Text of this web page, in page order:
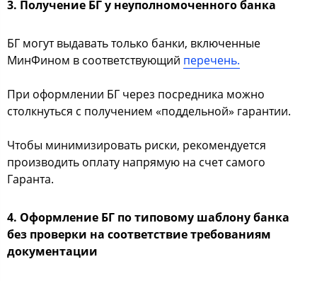
3. Получение БГ у неуполномоченного банка
БГ могут выдавать только банки, включенные
МинФином в соответствующий перечень.
При оформлении БГ через посредника можно
столкнуться с получением «поддельной» гарантии.
Чтобы минимизировать риски, рекомендуется
производить оплату напрямую на счет самого
Гаранта.
4. Оформление БГ по типовому шаблону банка
без проверки на соответствие требованиям
документации